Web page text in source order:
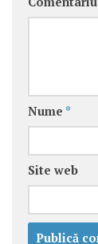
Nume *
Site web